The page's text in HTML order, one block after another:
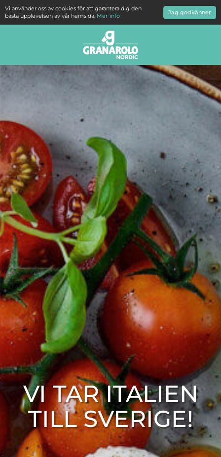
Vi använder oss av cookies för att garantera dig den
bästa upplevelsen av vår hemsida. Mer info
Jag godkänner
VI TAR ITALIEN
TILL SVERIGE!